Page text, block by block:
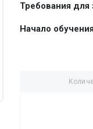
Требования для
Начало